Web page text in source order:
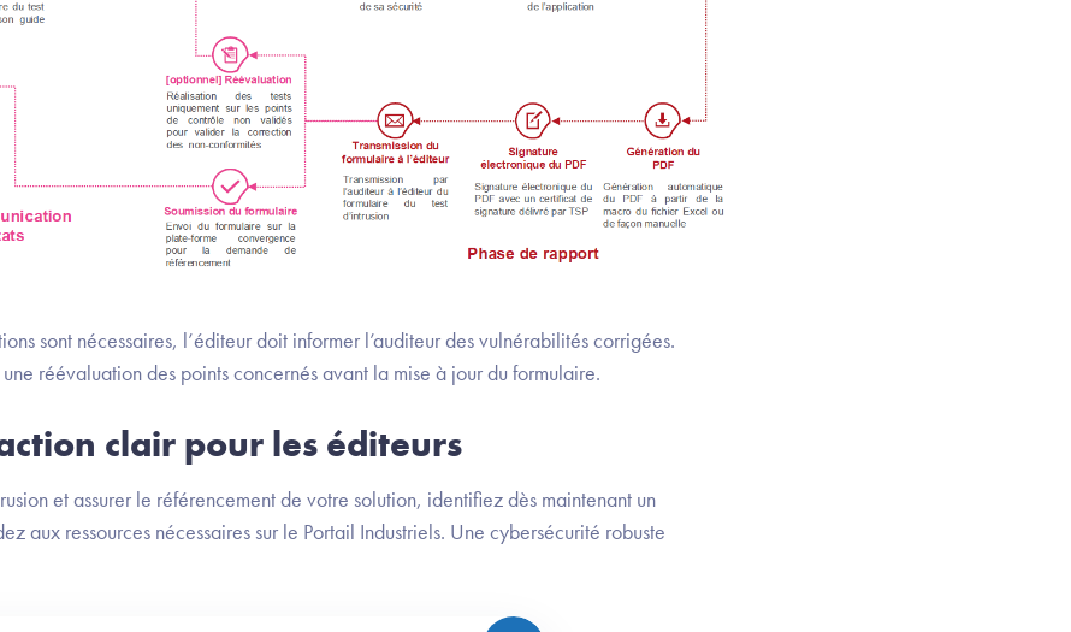
sont nécessaires, l’éditeur doit informer l’auditeur des vulnérabilités corrigées.
réévaluation des points concernés avant la mise à jour du formulaire.
clair pour les éditeurs
et assurer le référencement de votre solution, identifiez dès maintenant un
aux ressources nécessaires sur le Portail Industriels. Une cybersécurité robuste